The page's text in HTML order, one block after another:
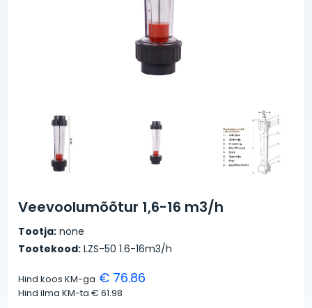
Veevoolumõõtur 1,6-16 m3/h
Tootja: none
Tootekood: LZS-50 1.6-16m3/h
Hind koos KM-ga € 76.86
Hind ilma KM-ta€ 61.98